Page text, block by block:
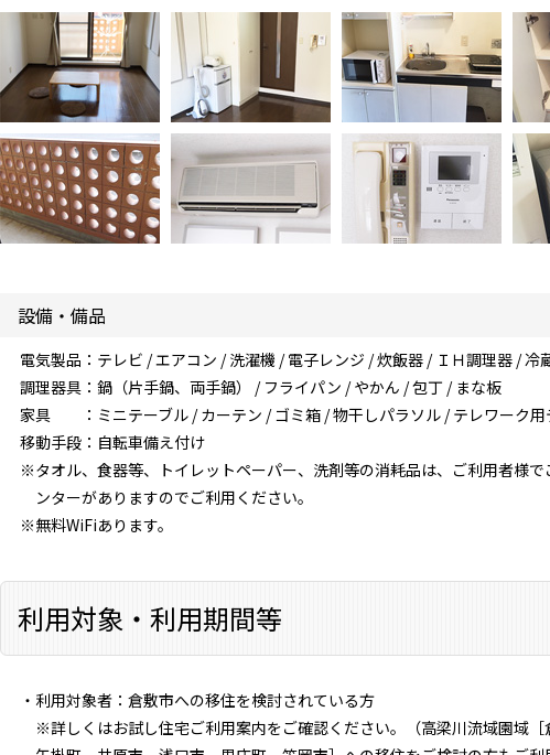
設備・備品
電気製品：テレビ / エアコン / 洗濯機 / 電子レンジ / 炊飯器 / ＩＨ調理器 / 冷
調理器具：鍋（片手鍋、両手鍋） / フライパン / やかん / 包丁 / まな板
家具 ：ミニテーブル / カーテン / ゴミ箱 / 物干しパラソル / テレワーク用
移動手段：自転車備え付け
※タオル、食器等、トイレットペーパー、洗剤等の消耗品は、ご利用者様
ンターがありますのでご利用ください。
※無料WiFiあります。
利用対象・利用期間等
・利用対象者：倉敷市への移住を検討されている方
※詳しくはお試し住宅ご利用案内をご確認ください。（高梁川流域園域［